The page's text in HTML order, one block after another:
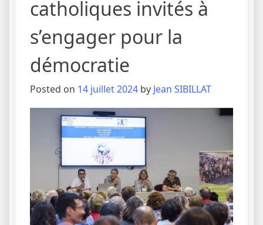
catholiques invités à
s’engager pour la
démocratie
Posted on 14 juillet 2024 by Jean SIBILLAT